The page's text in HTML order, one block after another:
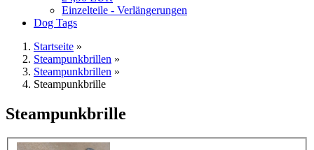
Einzelteile - Verlängerungen
Dog Tags
Startseite »
Steampunkbrillen »
Steampunkbrillen »
Steampunkbrille
Steampunkbrille